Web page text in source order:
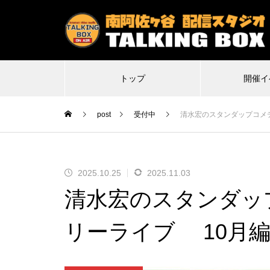
トップ 開催
2026.07.07
特殊平場ライブ「気付けば魔界に
こんな感じ」
不謹
post 受付中 清水宏のスタンダップコ
2025.10.25 2025.11.03
清水宏のスタンダ
リーライブ 10月編